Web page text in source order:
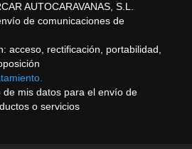
AUTOCARAVANAS, S.L.
de comunicaciones de
acceso, rectificación, portabilidad,
de mis datos para el envío de
o servicios